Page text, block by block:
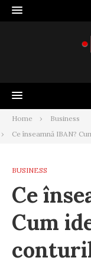
Skip
to
Home
Business
Ce înseamnă IBAN?
BUSINESS
Ce
Cum